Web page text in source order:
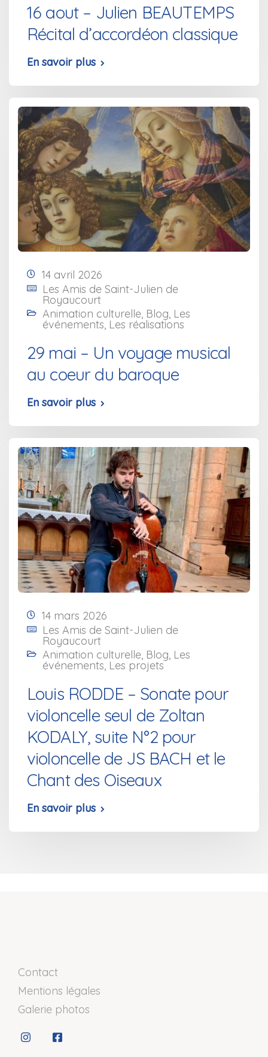
16 aout – Julien BEAUTEMPS
Récital d’accordéon classique
En savoir plus
14 avril 2026
Les Amis de Saint-Julien de
Royaucourt
Animation culturelle, Blog, Les
événements, Les réalisations
29 mai – Un voyage musical
au coeur du baroque
En savoir plus
14 mars 2026
Les Amis de Saint-Julien de
Royaucourt
Animation culturelle, Blog, Les
événements, Les projets
Louis RODDE – Sonate pour
violoncelle seul de Zoltan
KODALY, suite N°2 pour
violoncelle de JS BACH et le
Chant des Oiseaux
En savoir plus
Contact
Mentions légales
Galerie photos